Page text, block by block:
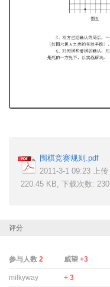
围棋竞赛规则.pdf
2011-3-1 09:23 上传
220.45 KB, 下载次数: 230
评分
参与人数 2 威望 +3
milkyway + 3